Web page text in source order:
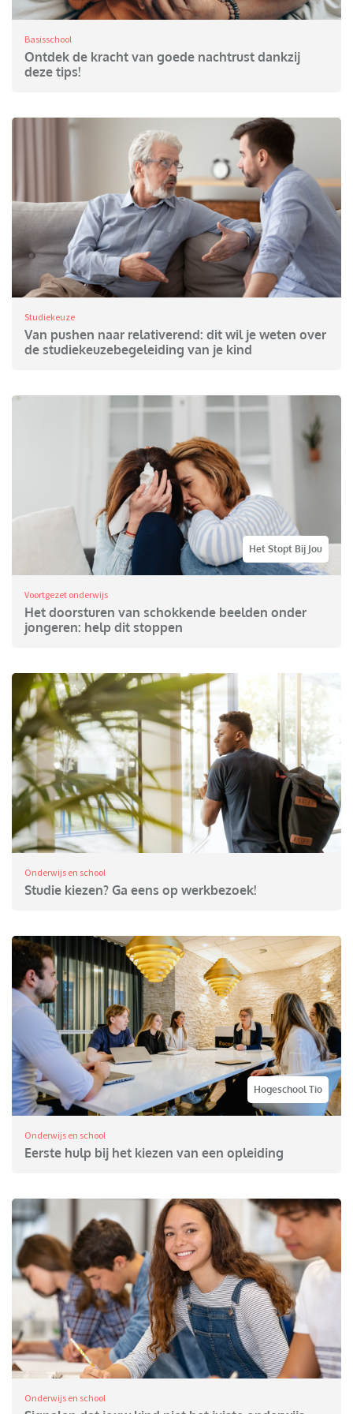
Basisschool
Ontdek de kracht van goede nachtrust dankzij
deze tips!
Studiekeuze
Van pushen naar relativerend: dit wil je weten over
de studiekeuzebegeleiding van je kind
Het Stopt Bij Jou
Voortgezet onderwijs
Het doorsturen van schokkende beelden onder
jongeren: help dit stoppen
Onderwijs en school
Studie kiezen? Ga eens op werkbezoek!
Hogeschool Tio
Onderwijs en school
Eerste hulp bij het kiezen van een opleiding
Onderwijs en school